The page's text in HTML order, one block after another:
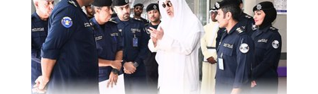
الإلكترونية
صور
وفيديو
مجلة
أصداء
إعلانات